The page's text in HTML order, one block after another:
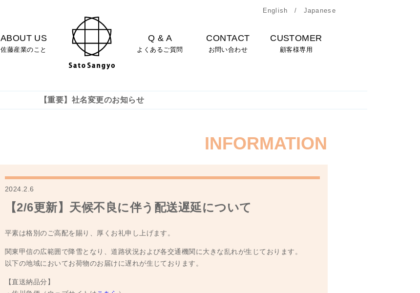
English / Japanese
ABOUT US
佐藤産業のこと
Q & A
よくあるご質問
CONTACT
お問い合わせ
CUSTOMER
顧客様専用
【重要】社名変更のお知らせ
INFORMATION
2024.2.6
【2/6更新】天候不良に伴う配送遅延について
平素は格別のご高配を賜り、厚くお礼申し上げます。
関東甲信の広範囲で降雪となり、道路状況および各交通機関に大きな乱れが生じております。
以下の地域においてお荷物のお届けに遅れが生じております。
【直送納品分】